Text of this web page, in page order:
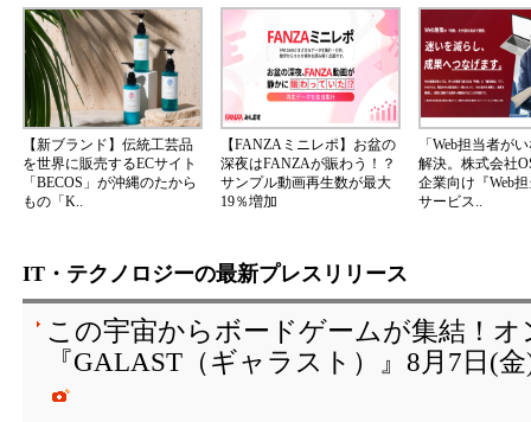
【新ブランド】伝統工芸品
を世界に販売するECサイト
「BECOS」が沖縄のたから
もの「K..
【FANZAミニレポ】お盆の
深夜はFANZAが賑わう！？
サンプル動画再生数が最大
19％増加
「Web担当者が
解決。株式会社
企業向け『Web
サービス..
IT・テクノロジーの最新プレスリリース
この宇宙からボードゲームが集結！
『GALAST（ギャラスト）』8月7日(